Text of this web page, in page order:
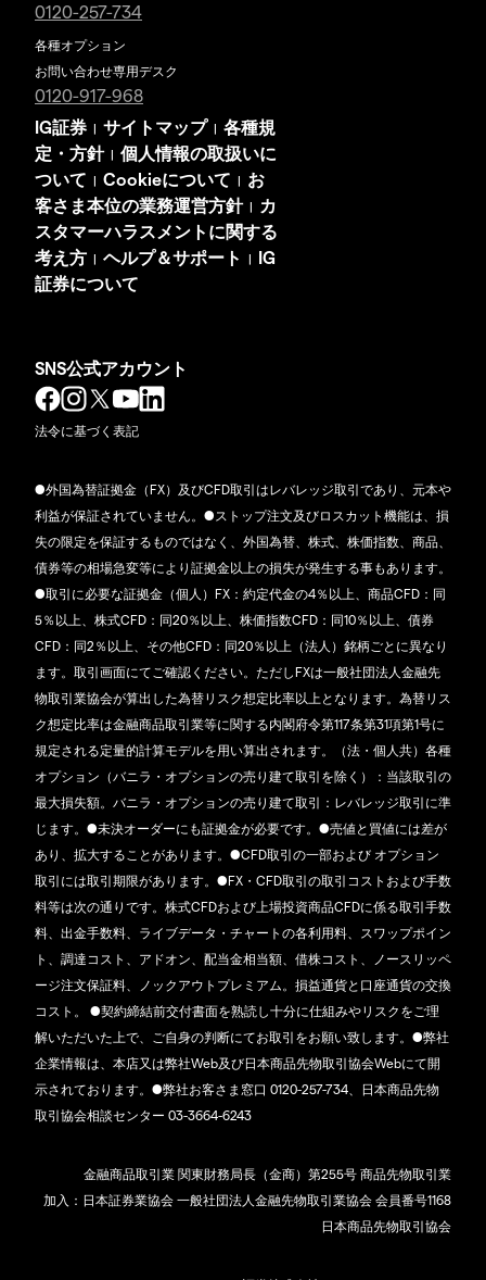
0120-257-734
各種オプション
お問い合わせ専用デスク
0120-917-968
IG証券 | サイトマップ | 各種規
定・方針| 個人情報の取扱いに
ついて | Cookieについて | お
客さま本位の業務運営方針|
カ
スタマーハラスメントに関する
考え方 | ヘルプ＆サポート | IG
証券について
SNS公式アカウント
法令に基づく表記
●外国為替証拠金（FX）及びCFD取引はレバレッジ取引であり、元本や
利益が保証されていません。●ストップ注文及びロスカット機能は、損
失の限定を保証するものではなく、外国為替、株式、株価指数、商品、
債券等の相場急変等により証拠金以上の損失が発生する事もあります。
●取引に必要な証拠金（個人）FX：約定代金の4％以上、商品CFD：同
5％以上、株式CFD：同20％以上、株価指数CFD：同10％以上、債券
CFD：同2％以上、その他CFD：同20％以上（法人）銘柄ごとに異なり
ます。取引画面にてご確認ください。ただしFXは一般社団法人金融先
物取引業協会が算出した為替リスク想定比率以上となります。為替リス
ク想定比率は金融商品取引業等に関する内閣府令第117条第31項第1号に
規定される定量的計算モデルを用い算出されます。（法・個人共）各種
オプション（バニラ・オプションの売り建て取引を除く）：当該取引の
最大損失額。バニラ・オプションの売り建て取引：レバレッジ取引に準
じます。●未決オーダーにも証拠金が必要です。●売値と買値には差が
あり、拡大することがあります。●CFD取引の一部および オプション
取引には取引期限があります。●FX・CFD取引の取引コストおよび手数
料等は次の通りです。株式CFDおよび上場投資商品CFDに係る取引手数
料、出金手数料、ライブデータ・チャートの各利用料、スワップポイン
ト、調達コスト、アドオン、配当金相当額、借株コスト、ノースリッペ
ージ注文保証料、ノックアウトプレミアム。損益通貨と口座通貨の交換
コスト。 ●契約締結前交付書面を熟読し十分に仕組みやリスクをご理
解いただいた上で、ご自身の判断にてお取引をお願い致します。●弊社
企業情報は、本店又は弊社Web及び日本商品先物取引協会Webにて開
示されております。●弊社お客さま窓口 0120-257-734、日本商品先物
取引協会相談センター 03-3664-6243
金融商品取引業 関東財務局長（金商）第255号 商品先物取引業
加入：日本証券業協会 一般社団法人金融先物取引業協会 会員番号1168
日本商品先物取引協会